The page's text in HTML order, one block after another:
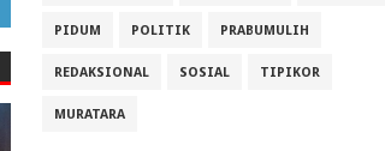
PIDUM POLITIK PRABUMULIH
REDAKSIONAL SOSIAL TIPIKOR
MURATARA